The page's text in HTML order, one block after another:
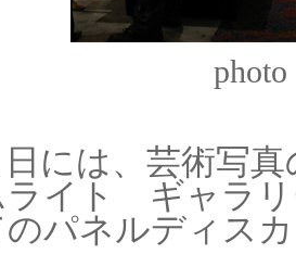
photo
日には、芸術写
ライト ギャラ
のパネルディス